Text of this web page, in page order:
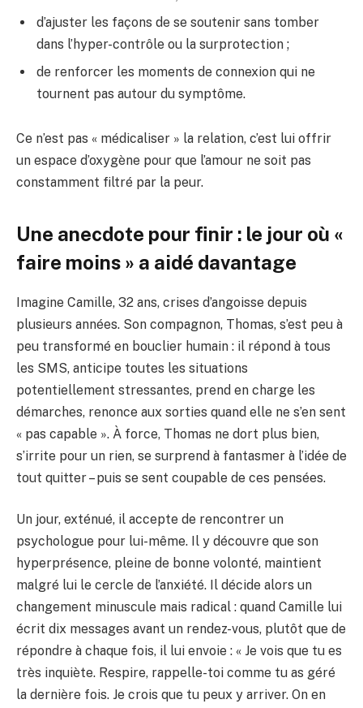
d’ajuster les façons de se soutenir sans tomber
dans l’hyper-contrôle ou la surprotection ;
de renforcer les moments de connexion qui ne
tournent pas autour du symptôme.
Ce n’est pas « médicaliser » la relation, c’est lui offrir
un espace d’oxygène pour que l’amour ne soit pas
constamment filtré par la peur.
Une anecdote pour finir : le jour où «
faire moins » a aidé davantage
Imagine Camille, 32 ans, crises d’angoisse depuis
plusieurs années. Son compagnon, Thomas, s’est peu à
peu transformé en bouclier humain : il répond à tous
les SMS, anticipe toutes les situations
potentiellement stressantes, prend en charge les
démarches, renonce aux sorties quand elle ne s’en sent
« pas capable ». À force, Thomas ne dort plus bien,
s’irrite pour un rien, se surprend à fantasmer à l’idée de
tout quitter – puis se sent coupable de ces pensées.
Un jour, exténué, il accepte de rencontrer un
psychologue pour lui-même. Il y découvre que son
hyperprésence, pleine de bonne volonté, maintient
malgré lui le cercle de l’anxiété. Il décide alors un
changement minuscule mais radical : quand Camille lui
écrit dix messages avant un rendez-vous, plutôt que de
répondre à chaque fois, il lui envoie : « Je vois que tu es
très inquiète. Respire, rappelle-toi comme tu as géré
la dernière fois. Je crois que tu peux y arriver. On en